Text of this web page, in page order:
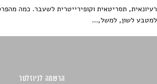
רעיונאית, תסריטאית וקופירייטרית לשעבר. כמה
למטבע לשון, למשל,...
הרשמה לניוזלטר